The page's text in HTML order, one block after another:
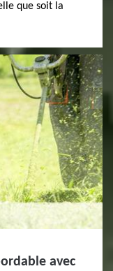
que soit la
avec